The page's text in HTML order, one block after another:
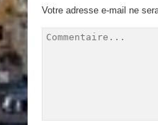
Votre adresse e-mail ne